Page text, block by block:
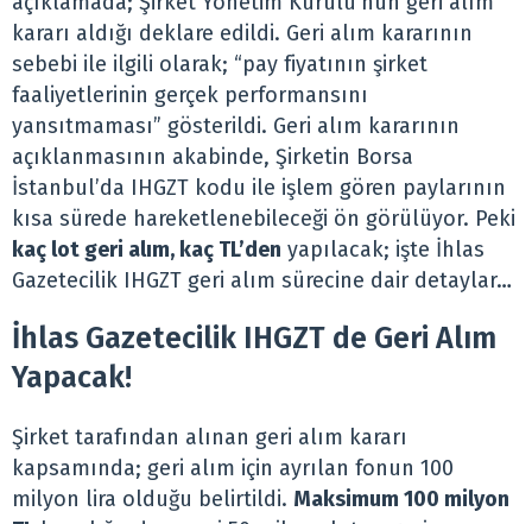
kararı aldığı deklare edildi. Geri alım kararının
sebebi ile ilgili olarak; “pay fiyatının şirket
faaliyetlerinin gerçek performansını
yansıtmaması” gösterildi. Geri alım kararının
açıklanmasının akabinde, Şirketin Borsa
İstanbul’da IHGZT kodu ile işlem gören paylarının
kısa sürede hareketlenebileceği ön görülüyor. Peki
kaç lot geri alım, kaç TL’den yapılacak; işte İhlas
Gazetecilik IHGZT geri alım sürecine dair detaylar…
İhlas Gazetecilik IHGZT de Geri Alım
Yapacak!
Şirket tarafından alınan geri alım kararı
kapsamında; geri alım için ayrılan fonun 100
milyon lira olduğu belirtildi. Maksimum 100 milyon